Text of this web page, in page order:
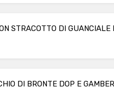
STRACOTTO DI GUANCIALE
DI BRONTE DOP E